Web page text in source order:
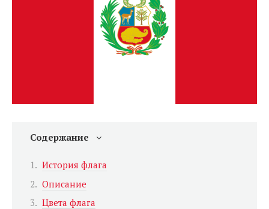
Содержание
История флага
Описание
Цвета флага